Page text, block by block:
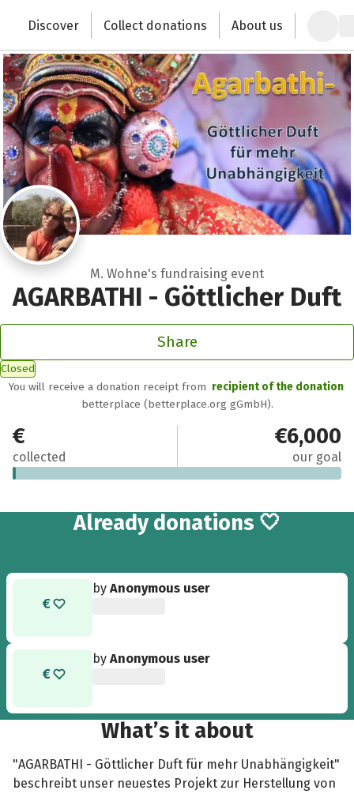
Change the world with your donation
Discover Collect donations About us
M. Wohne's fundraising event
AGARBATHI - Göttlicher Duft
Share
Closed
You will receive a donation receipt from recipient of the donation
betterplace (betterplace.org gGmbH).
€50
collected
€6,000
our goal
Already 2
donations 🤍
byAnonymous user
byAnonymous user
What’s it about
"AGARBATHI - Göttlicher Duft für mehr Unabhängigkeit"
beschreibt unser neuestes Projekt zur Herstellung von